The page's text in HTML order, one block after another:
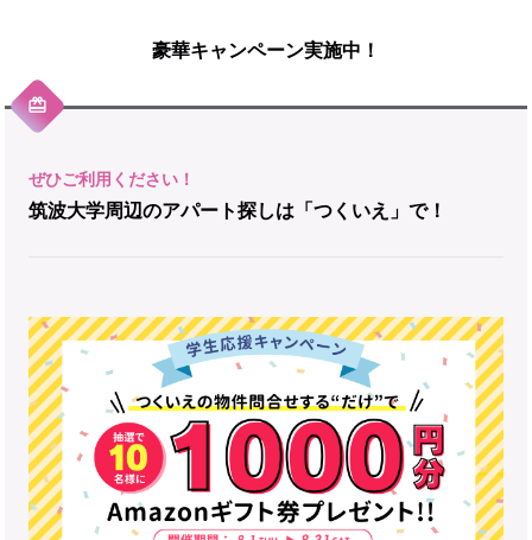
豪華キャンペーン実施中！
筑波大学周辺のアパート探しは「つくいえ」で！